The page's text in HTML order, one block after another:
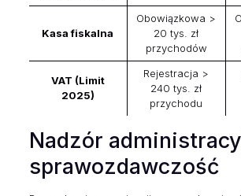
Kasa fiskalna
Obowiązkowa >
20 tys. zł
przychodów
VAT (Limit
2025)
Rejestracja >
240 tys. zł
przychodu
Nadzór
sprawozdawczość